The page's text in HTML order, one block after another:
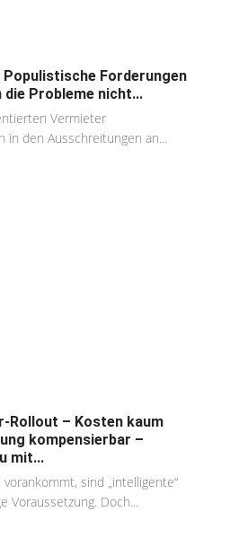
Forderungen
Probleme nicht...
Vermieter
in den Ausschreitungen an...
Rollout – Kosten kaum
kompensierbar –
mit...
sind „intelligente“
Voraussetzung. Doch...